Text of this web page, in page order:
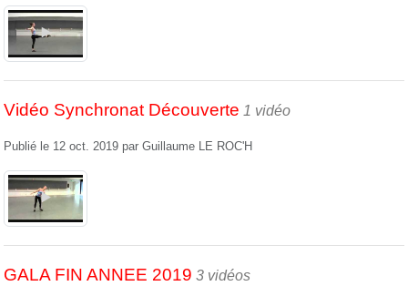
Vidéo Synchronat Découverte 1 vidéo
Publié le 12 oct. 2019 par Guillaume LE ROC'H
GALA FIN ANNEE 2019 3 vidéos